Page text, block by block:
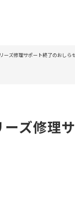
ーズ修理サポート終了のおしら
ズ修理